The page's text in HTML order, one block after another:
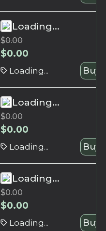
Loading...
$0.00
$0.00
Loading... Buy
Loading...
$0.00
$0.00
Loading... Buy
Loading...
$0.00
$0.00
Loading... Buy